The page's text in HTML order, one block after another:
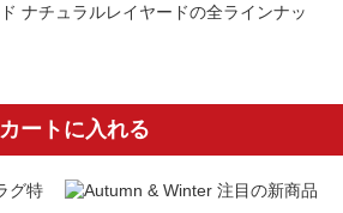
ナチュラルレイヤードの全ラインナッ
カートに入れる